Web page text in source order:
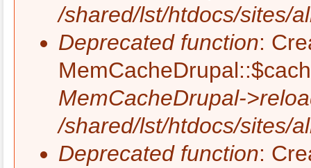
/shared/lst/htdocs/sites/
Deprecated function:
MemCacheDrupal-
/shared/lst/htdocs/sites/
Deprecated function: